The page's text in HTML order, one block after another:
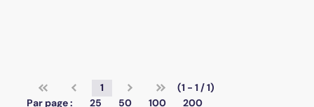
1
(1 - 1 / 1)
Par page :
25 50 100 200